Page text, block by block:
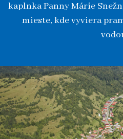
kaplnka Panny Márie
mieste, kde vyviera